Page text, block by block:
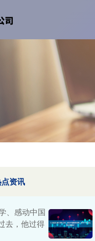
资讯
、感动中国
去，他过得